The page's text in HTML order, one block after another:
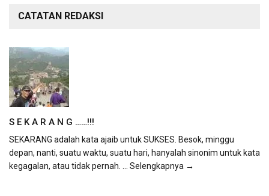
CATATAN REDAKSI
S E K A R A N G ……!!!
SEKARANG adalah kata ajaib untuk SUKSES. Besok, minggu
depan, nanti, suatu waktu, suatu hari, hanyalah sinonim untuk kata
kegagalan, atau tidak pernah. ... Selengkapnya →